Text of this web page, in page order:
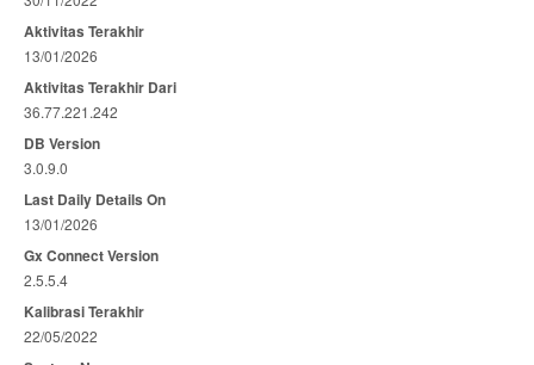
Aktivitas Terakhir
13/01/2026
Aktivitas Terakhir Dari
36.77.221.242
DB Version
3.0.9.0
Last Daily Details On
13/01/2026
Gx Connect Version
2.5.5.4
Kalibrasi Terakhir
22/05/2022